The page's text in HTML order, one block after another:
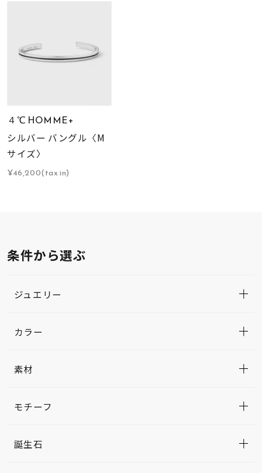
４℃ HOMME+
シルバー バングル〈M
サイズ〉
¥46,200(tax in)
条件から選ぶ
ジュエリー
カラー
素材
モチーフ
誕生石